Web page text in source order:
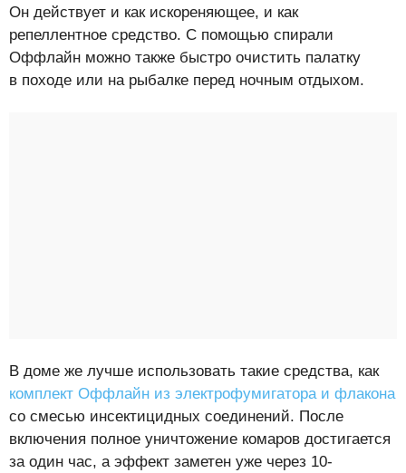
Он действует и как искореняющее, и как
репеллентное средство. С помощью спирали
Оффлайн можно также быстро очистить палатку
в походе или на рыбалке перед ночным отдыхом.
В доме же лучше использовать такие средства, как
комплект Оффлайн из электрофумигатора и флакона
со смесью инсектицидных соединений. После
включения полное уничтожение комаров достигается
за один час, а эффект заметен уже через 10-